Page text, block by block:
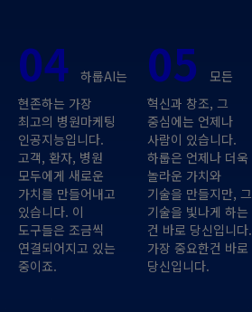
04
하룹AI는
현존하는 가장
최고의 병원마케팅
인공지능입니다.
고객, 환자, 병원
모두에게 새로운
가치를 만들어내고
있습니다. 이
도구들은 조금씩
연결되어지고 있는
중이죠.
05
모든
혁신과 창조, 그
중심에는 언제나
사람이 있습니다.
하룹은 언제나 더욱
놀라운 가치와
기술을 만들지만, 그
기술을 빛나게 하는
건 바로 당신입니다.
가장 중요한건 바로
당신입니다.